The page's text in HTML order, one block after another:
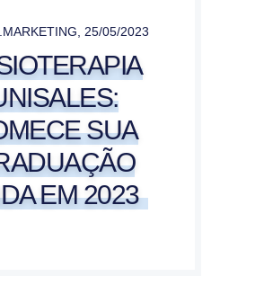
25/05/2023
SUA
EM 2023